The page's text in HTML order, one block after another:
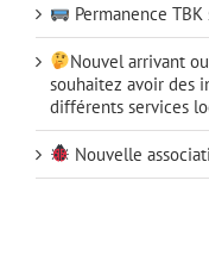
Permanence
Nouvel arrivant
souhaitez avoir des
différents services
Nouvelle